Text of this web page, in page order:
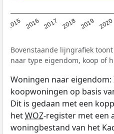
2015 2016 2017 2018 2019 2020
Bovenstaande lijngrafiek
naar type eigendom, koop of
Woningen naar
koopwoningen op basis
Dit is gedaan met een
hetWOZ-register met een
woningbestand van het